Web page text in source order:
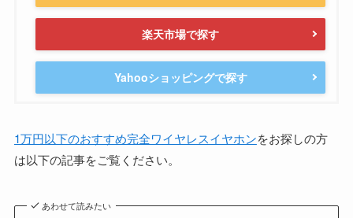
楽天市場で探す
Yahooショッピングで探す
1万円以下のおすすめ完全ワイヤレスイヤホンをお探しの方
は以下の記事をご覧ください。
あわせて読みたい